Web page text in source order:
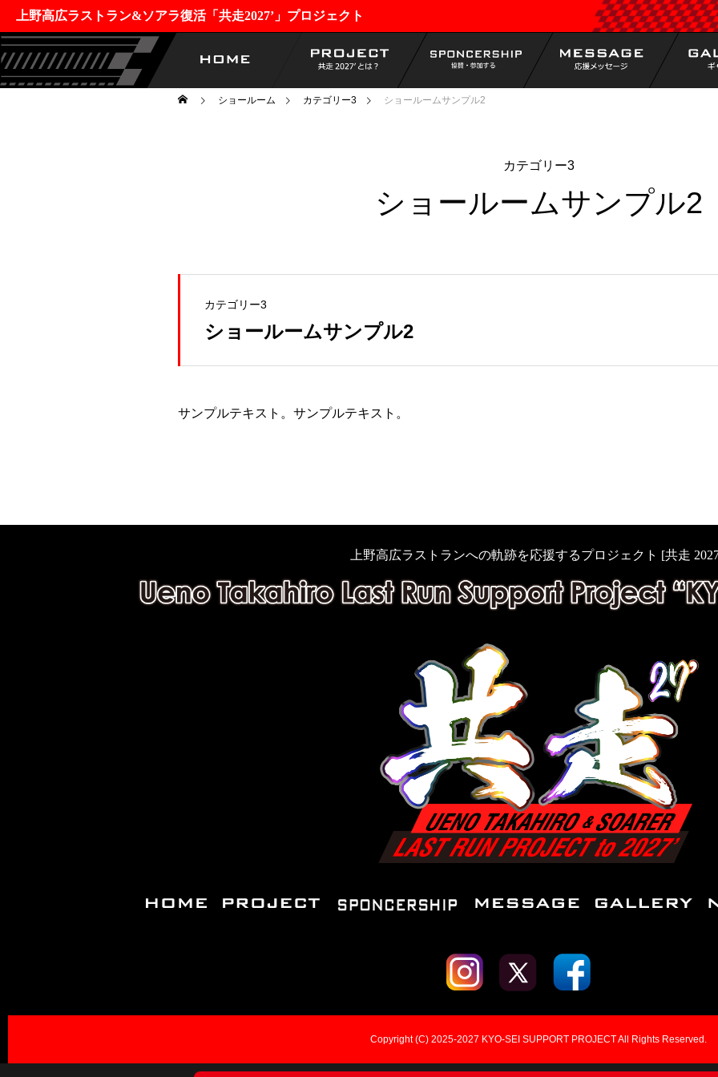
上野高広ラストラン&ソアラ復活「共走2027’」プロジェクト
ショールーム カテゴリー3 ショールームサンプル2
カテゴリー3
ショールームサンプル2
カテゴリー3
ショールームサンプル2
サンプルテキスト。サンプルテキスト。
上野高広ラストランへの軌跡を応援するプロジェクト [共走
Copyright (C) 2025-2027 KYO-SEI SUPPORT PROJECT All Rights Reserved.